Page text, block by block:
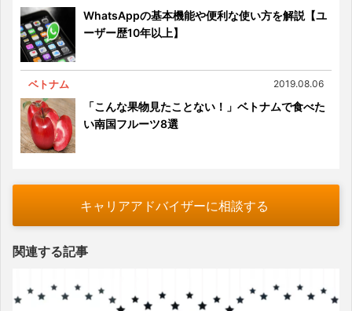
WhatsAppの基本機能や便利な使い方を解説【ユ
ーザー歴10年以上】
ベトナム 2019.08.06
「こんな果物見たことない！」ベトナムで食べた
い南国フルーツ8選
キャリアアドバイザーに相談する
関連する記事